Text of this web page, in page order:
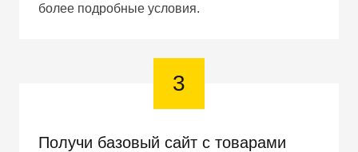
более подробные условия.
3
Получи базовый сайт с товарами